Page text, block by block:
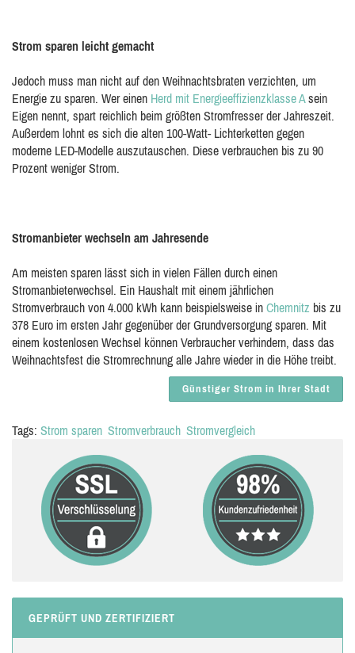
Strom sparen leicht gemacht
Jedoch muss man nicht auf den Weihnachtsbraten verzichten, um
Energie zu sparen. Wer einen Herd mit Energieeffizienzklasse Asein
Eigen nennt, spart reichlich beim größten Stromfresser der Jahreszeit.
Außerdem lohnt es sich die alten 100-Watt- Lichterketten gegen
moderne LED-Modelle auszutauschen. Diese verbrauchen bis zu 90
Prozent weniger Strom.
Stromanbieter wechseln am Jahresende
Am meisten sparen lässt sich in vielen Fällen durch einen
Stromanbieterwechsel. Ein Haushalt mit einem jährlichen
Stromverbrauch von 4.000 kWh kann beispielsweise in Chemnitz bis zu
378 Euro im ersten Jahr gegenüber der Grundversorgung sparen. Mit
einem kostenlosen Wechsel können Verbraucher verhindern, dass das
Weihnachtsfest die Stromrechnung alle Jahre wieder in die Höhe treibt.
Günstiger Strom in Ihrer Stadt
Tags: Strom sparen Stromverbrauch Stromvergleich
GEPRÜFT UND ZERTIFIZIERT